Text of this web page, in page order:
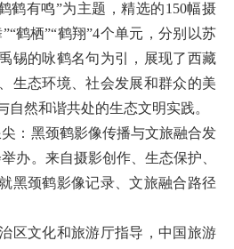
有鸣”为主题，精选的150幅摄
鹤栖”“鹤翔”4个单元，分别以苏
锡的咏鹤名句为引，展现了西藏
生态环境、社会发展和群众的美
自然和谐共处的生态文明实践。
黑颈鹤影像传播与文旅融合发
办。来自摄影创作、生态保护、
黑颈鹤影像记录、文旅融合路径
文化和旅游厅指导，中国旅游